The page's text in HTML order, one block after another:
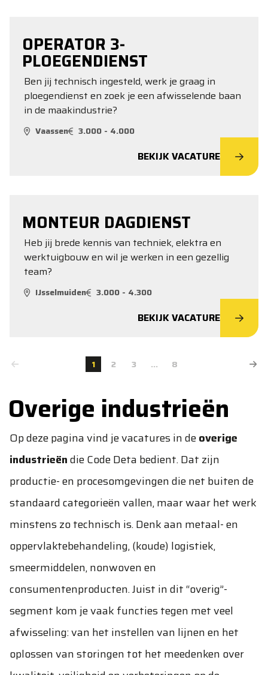
OPERATOR 3-
PLOEGENDIENST
Ben jij technisch ingesteld, werk je graag in
ploegendienst en zoek je een afwisselende baan
in de maakindustrie?
Vaassen 3.000 - 4.000
BEKIJK VACATURE
MONTEUR DAGDIENST
Heb jij brede kennis van techniek, elektra en
werktuigbouw en wil je werken in een gezellig
team?
IJsselmuiden 3.000 - 4.300
BEKIJK VACATURE
1 2 3 ... 8
Overige industrieën
Op deze pagina vind je vacatures in deoverige
industrieëndie Code Deta bedient. Dat zijn
productie- en procesomgevingen die net buiten de
standaard categorieën vallen, maar waar het werk
minstens zo technisch is. Denk aan metaal- en
oppervlaktebehandeling, (koude) logistiek,
smeermiddelen, nonwoven en
consumentenproducten. Juist in dit “overig”-
segment kom je vaak functies tegen met veel
afwisseling: van het instellen van lijnen en het
oplossen van storingen tot het meedenken over